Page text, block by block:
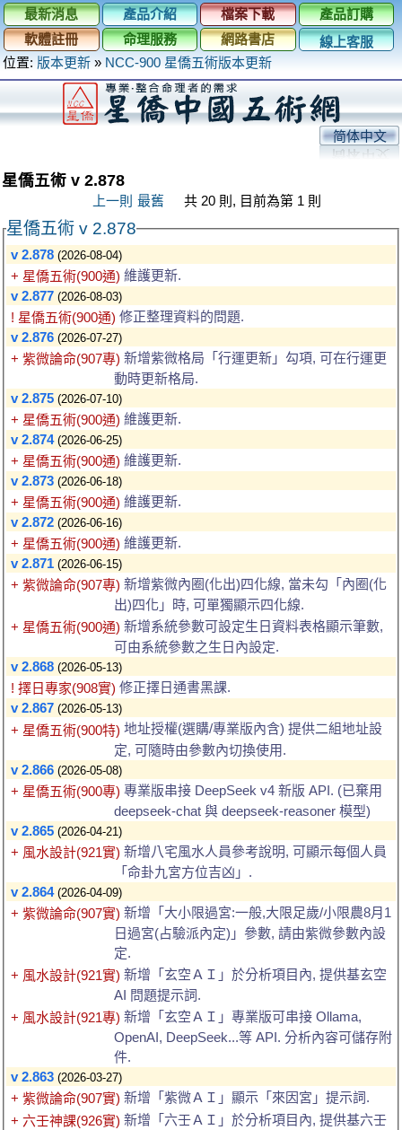
最新消息 產品介紹 檔案下載
產品訂購
軟體註冊
命理服務 網路書店
線上客服
位置: 版本更新 » NCC-900 星僑五術版本更新
简体中文
星僑五術 v 2.878
上一則 最舊 共 20 則, 目前為第 1 則
星僑五術 v 2.878
v 2.878 (2026-08-04)
+ 星僑五術(900通) 維護更新.
v 2.877 (2026-08-03)
! 星僑五術(900通) 修正整理資料的問題.
v 2.876 (2026-07-27)
+ 紫微論命(907專) 新增紫微格局「行運更新」勾項, 可在行運更
動時更新格局.
v 2.875 (2026-07-10)
+ 星僑五術(900通) 維護更新.
v 2.874 (2026-06-25)
+ 星僑五術(900通) 維護更新.
v 2.873 (2026-06-18)
+ 星僑五術(900通) 維護更新.
v 2.872 (2026-06-16)
+ 星僑五術(900通) 維護更新.
v 2.871 (2026-06-15)
+ 紫微論命(907專) 新增紫微內圈(化出)四化線, 當未勾「內圈(化
出)四化」時, 可單獨顯示四化線.
+ 星僑五術(900通) 新增系統參數可設定生日資料表格顯示筆數,
可由系統參數之生日內設定.
v 2.868 (2026-05-13)
! 擇日專家(908實) 修正擇日通書黑課.
v 2.867 (2026-05-13)
+ 星僑五術(900特) 地址授權(選購/專業版內含) 提供二組地址設
定, 可隨時由參數內切換使用.
v 2.866 (2026-05-08)
+ 星僑五術(900專) 專業版串接 DeepSeek v4 新版 API. (已棄用
deepseek-chat 與 deepseek-reasoner 模型)
v 2.865 (2026-04-21)
+ 風水設計(921實) 新增八宅風水人員參考說明, 可顯示每個人員
「命卦九宮方位吉凶」.
v 2.864 (2026-04-09)
+ 紫微論命(907實) 新增「大小限過宮:一般,大限足歲/小限農8月1
日過宮(占驗派內定)」參數, 請由紫微參數內設
定.
+ 風水設計(921實) 新增「玄空ＡＩ」於分析項目內, 提供基玄空
AI 問題提示詞.
+ 風水設計(921專) 新增「玄空ＡＩ」專業版可串接 Ollama,
OpenAI, DeepSeek...等 API. 分析內容可儲存附
件.
v 2.863 (2026-03-27)
+ 紫微論命(907實) 新增「紫微ＡＩ」顯示「來因宮」提示詞.
+ 六壬神課(926實) 新增「六壬ＡＩ」於分析項目內, 提供基六壬